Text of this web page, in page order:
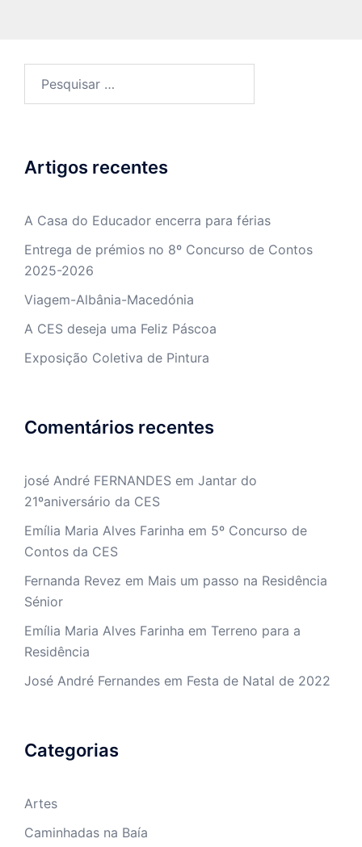
por:
Artigos recentes
A Casa do Educador encerra para férias
Entrega de prémios no 8º Concurso de Contos
2025-2026
Viagem-Albânia-Macedónia
A CES deseja uma Feliz Páscoa
Exposição Coletiva de Pintura
Comentários recentes
josé André FERNANDES em Jantar do
21ºaniversário da CES
Emília Maria Alves Farinha em 5º Concurso de
Contos da CES
Fernanda Revez em Mais um passo na Residência
Sénior
Emília Maria Alves Farinha em Terreno para a
Residência
José André Fernandes em Festa de Natal de 2022
Categorias
Artes
Caminhadas na Baía